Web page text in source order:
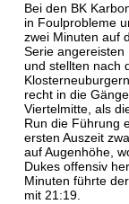
Bei den BK
in Foulprobleme
zwei Minuten auf
Serie
und stellten nach
recht in die
Viertelmitte, als
Run die Führung
ersten Auszeit
auf Augenhöhe,
Dukes offensiv
Minuten führte
mit 21:19.